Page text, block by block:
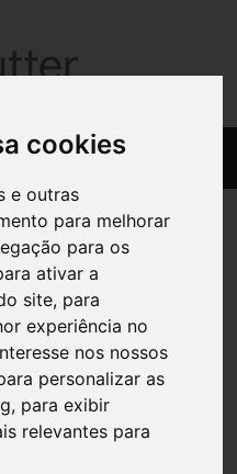
cookies
e outras
para melhorar
para os
ativar a
site, para
experiência no
nos nossos
personalizar as
, para exibir
relevantes para